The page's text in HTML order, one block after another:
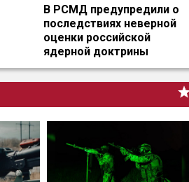
В РСМД предупредили о
последствиях неверной
оценки российской
ядерной доктрины